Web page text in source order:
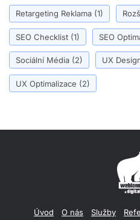
Retargeting Reklama (1)
SEO Checklist (1) SEO
Sociální Média (2) UX
UX Optimalizace (2)
Úvod O nás Služby